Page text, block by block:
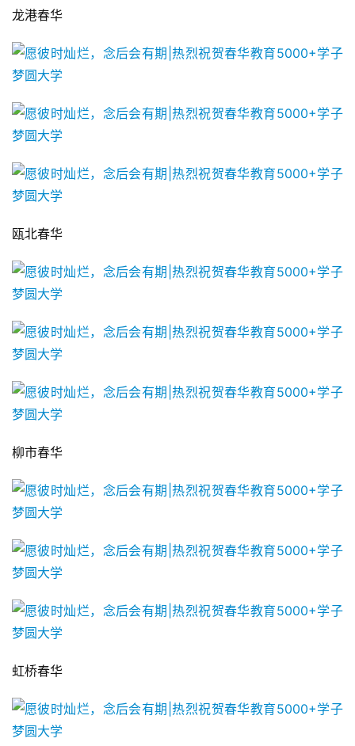
龙港春华
瓯北春华
柳市春华
虹桥春华